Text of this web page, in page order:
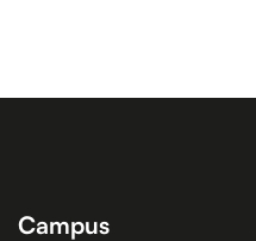
Campus